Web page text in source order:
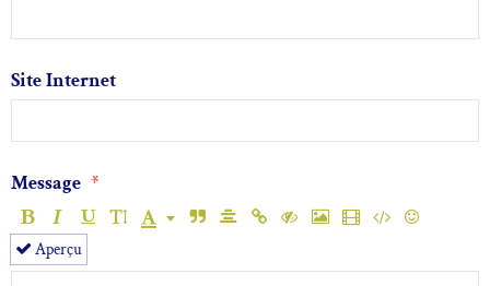
Site Internet
Message
Aperçu